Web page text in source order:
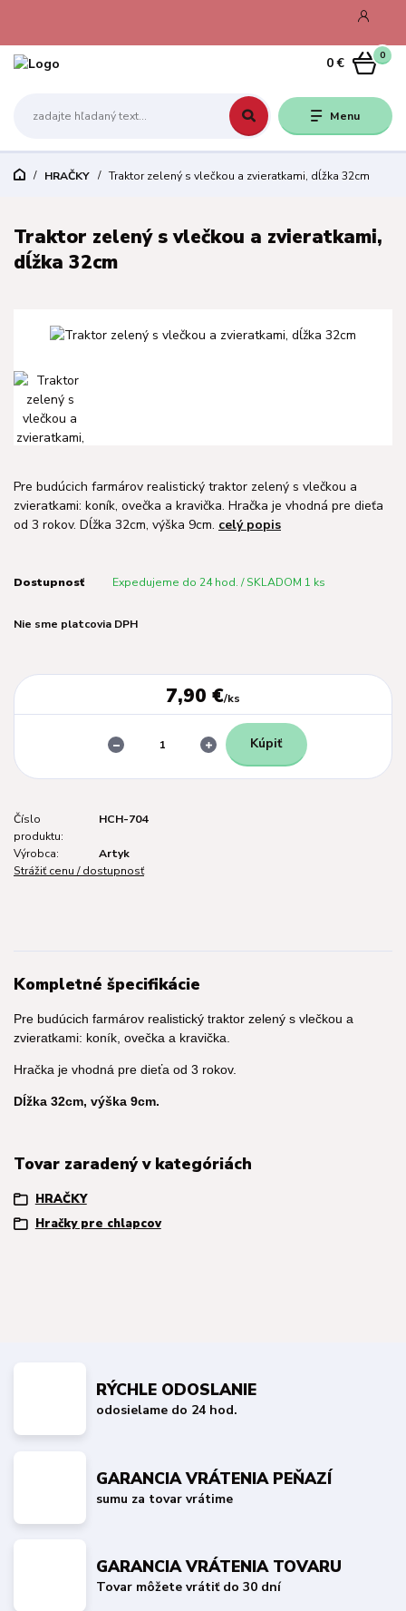
Menu
0
0 €
HRAČKY Traktor zelený s vlečkou a zvieratkami, dĺžka 32cm
Traktor zelený s vlečkou a zvieratkami,
dĺžka 32cm
Pre budúcich farmárov realistický traktor zelený s vlečkou a
zvieratkami: koník, ovečka a kravička. Hračka je vhodná pre dieťa
od 3 rokov. Dĺžka 32cm, výška 9cm. celý popis
Dostupnosť Expedujeme do 24 hod. / SKLADOM 1 ks
Nie sme platcovia DPH
7,90 €/ks
Kúpiť
Číslo
produktu:
HCH-704
Výrobca:
Artyk
Strážiť cenu / dostupnosť
Kompletné špecifikácie
Pre budúcich farmárov realistický traktor zelený s vlečkou a
zvieratkami: koník, ovečka a kravička.
Hračka je vhodná pre dieťa od 3 rokov.
Dĺžka 32cm, výška 9cm.
Tovar zaradený v kategóriách
HRAČKY
Hračky pre chlapcov
RÝCHLE ODOSLANIE
odosielame do 24 hod.
GARANCIA VRÁTENIA PEŇAZÍ
sumu za tovar vrátime
GARANCIA VRÁTENIA TOVARU
Tovar môžete vrátiť do 30 dní